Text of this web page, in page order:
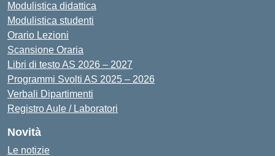
Modulistica didattica
Modulistica studenti
Orario Lezioni
Scansione Oraria
Libri di testo AS 2026 – 2027
Programmi Svolti AS 2025 – 2026
Verbali Dipartimenti
Registro Aule / Laboratori
Novità
Le notizie